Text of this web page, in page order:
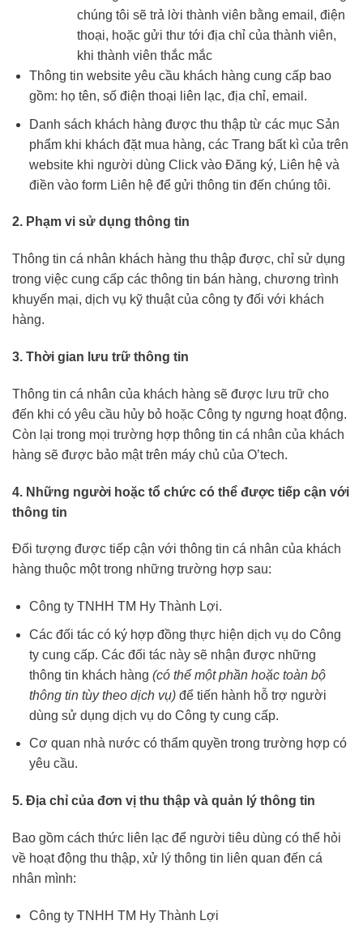
chúng tôi sẽ trả lời thành viên bằng email, điện
thoại, hoặc gửi thư tới địa chỉ của thành viên,
khi thành viên thắc mắc
Thông tin website yêu cầu khách hàng cung cấp bao
gồm: họ tên, số điện thoại liên lạc, địa chỉ, email.
Danh sách khách hàng được thu thập từ các mục Sản
phẩm khi khách đặt mua hàng, các Trang bất kì của trên
website khi người dùng Click vào Đăng ký, Liên hệ và
điền vào form Liên hệ để gửi thông tin đến chúng tôi.
2. Phạm vi sử dụng thông tin
Thông tin cá nhân khách hàng thu thập được, chỉ sử dụng
trong việc cung cấp các thông tin bán hàng, chương trình
khuyến mại, dịch vụ kỹ thuật của công ty đối với khách
hàng.
3. Thời gian lưu trữ thông tin
Thông tin cá nhân của khách hàng sẽ được lưu trữ cho
đến khi có yêu cầu hủy bỏ hoặc Công ty ngưng hoạt động.
Còn lại trong mọi trường hợp thông tin cá nhân của khách
hàng sẽ được bảo mật trên máy chủ của O’tech.
4. Những người hoặc tổ chức có thể được tiếp cận với
thông tin
Đối tượng được tiếp cận với thông tin cá nhân của khách
hàng thuộc một trong những trường hợp sau:
Công ty TNHH TM Hy Thành Lợi.
Các đối tác có ký hợp đồng thực hiện dịch vụ do Công
ty cung cấp. Các đối tác này sẽ nhận được những
thông tin khách hàng (có thể một phần hoặc toàn bộ
thông tin tùy theo dịch vụ)để tiến hành hỗ trợ người
dùng sử dụng dịch vụ do Công ty cung cấp.
Cơ quan nhà nước có thẩm quyền trong trường hợp có
yêu cầu.
5. Địa chỉ của đơn vị thu thập và quản lý thông tin
Bao gồm cách thức liên lạc để người tiêu dùng có thể hỏi
về hoạt động thu thập, xử lý thông tin liên quan đến cá
nhân mình:
Công ty TNHH TM Hy Thành Lợi